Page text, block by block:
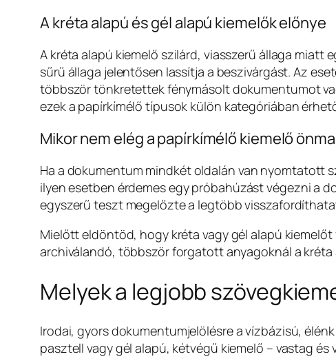
A kréta alapú és gél alapú kiemelők előnye
A kréta alapú kiemelő szilárd, viasszerű állaga
sűrű állaga jelentősen lassítja a beszivárgást. Az
többször tönkretettek fénymásolt dokumentumot
ezek a papírkímélő típusok külön kategóriában
Mikor nem elég a papírkímélő kiemelő
Ha a dokumentum mindkét oldalán van nyomtatott
ilyen esetben érdemes egy próbahúzást végezni a
egyszerű teszt megelőzte a legtöbb
Mielőtt eldöntöd, hogy kréta vagy gél alapú
archiválandó, többször forgatott anyagoknál a
Melyek a legjobb
Irodai, gyors dokumentumjelölésre a vízbázisú,
pasztell vagy gél alapú, kétvégű kiemelő – vastag